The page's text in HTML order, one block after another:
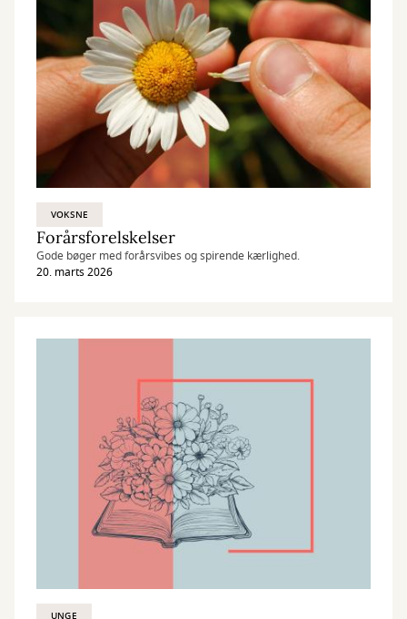
VOKSNE
Forårsforelskelser
Gode bøger med forårsvibes og spirende kærlighed.
20. marts 2026
UNGE